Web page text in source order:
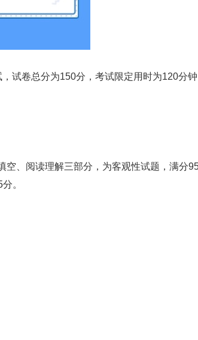
卷总分为150分，考试限定用时为120分
、阅读理解三部分，为客观性试题，满分
。